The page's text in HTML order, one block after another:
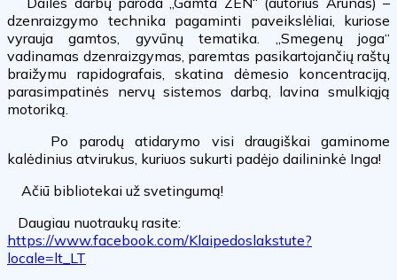
dzenraizgymo technika pagaminti paveikslėliai, kuriose
vyrauja gamtos, gyvūnų tematika. „Smegenų joga“
vadinamas dzenraizgymas, paremtas pasikartojančių raštų
braižymu rapidografais, skatina dėmesio koncentraciją,
parasimpatinės nervų sistemos darbą, lavina smulkiąją
motoriką.
Po parodų atidarymo visi draugiškai gaminome
kalėdinius atvirukus, kuriuos sukurti padėjo dailininkė Inga!
Ačiū bibliotekai už svetingumą!
Daugiau nuotraukų rasite:
https://www.facebook.com/Klaipedoslakstute?
locale=lt_LT